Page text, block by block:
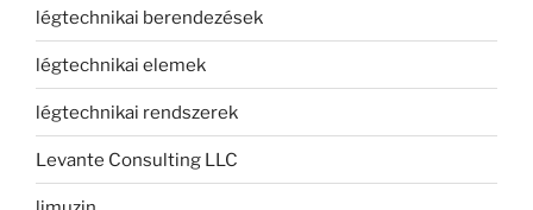
légtechnikai berendezések
légtechnikai elemek
légtechnikai rendszerek
Levante Consulting LLC